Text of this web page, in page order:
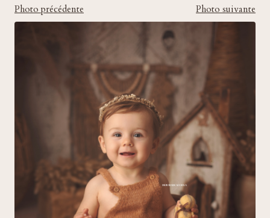
Photo précédente Photo suivante